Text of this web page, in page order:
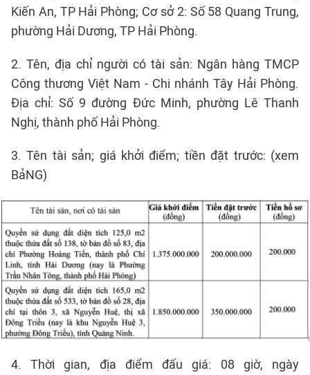
Kiến An, TP Hải Phòng; Cơ sở 2: Số 58 Quang Trung,
phường Hải Dương, TP Hải Phòng.
2. Tên, địa chỉ người có tài sản: Ngân hàng TMCP
Công thương Việt Nam - Chi nhánh Tây Hải Phòng.
Địa chỉ: Số 9 đường Đức Minh, phường Lê Thanh
Nghị, thành phố Hải Phòng.
3. Tên tài sản; giá khởi điểm; tiền đặt trước: (xem
BảNG)
4. Thời gian, địa điểm đấu giá: 08 giờ, ngày